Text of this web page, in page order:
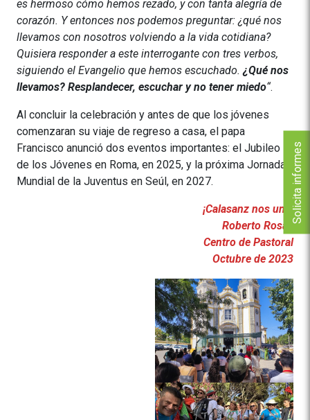
Solicita informes
es hermoso cómo hemos rezado, y con tanta alegría de
corazón. Y entonces nos podemos preguntar: ¿qué nos
llevamos con nosotros volviendo a la vida cotidiana?
Quisiera responder a este interrogante con tres verbos,
siguiendo el Evangelio que hemos escuchado.¿Qué nos
llevamos? Resplandecer, escuchar y no tener miedo“.
Al concluir la celebración y antes de que los jóvenes
comenzaran su viaje de regreso a casa, el papa
Francisco anunció dos eventos importantes: el Jubileo
de los Jóvenes en Roma, en 2025, y la próxima Jornada
Mundial de la Juventus en Seúl, en 2027.
¡Calasanz nos une!
Roberto Rosas
Centro de Pastoral
Octubre de 2023